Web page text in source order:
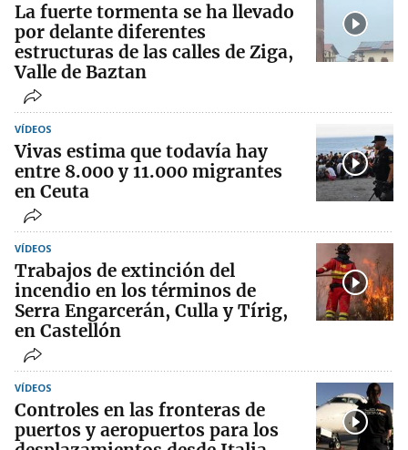
La fuerte tormenta se ha llevado
por delante diferentes
estructuras de las calles de Ziga,
Valle de Baztan
VÍDEOS
Vivas estima que todavía hay
entre 8.000 y 11.000 migrantes
en Ceuta
VÍDEOS
Trabajos de extinción del
incendio en los términos de
Serra Engarcerán, Culla y Tírig,
en Castellón
VÍDEOS
Controles en las fronteras de
puertos y aeropuertos para los